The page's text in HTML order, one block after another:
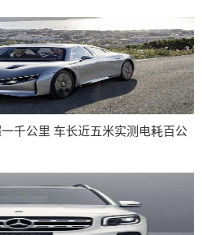
千公里 车长近五米实测电耗百公